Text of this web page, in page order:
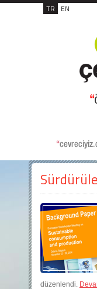
TR EN
düzenlendi.